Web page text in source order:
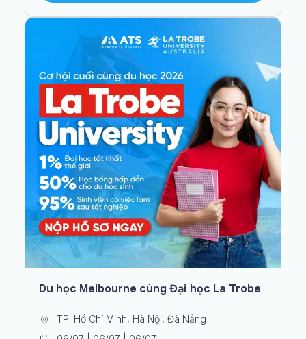
Du học Melbourne cùng Đại học La Trobe
TP. Hồ Chí Minh, Hà Nội, Đà Nẵng